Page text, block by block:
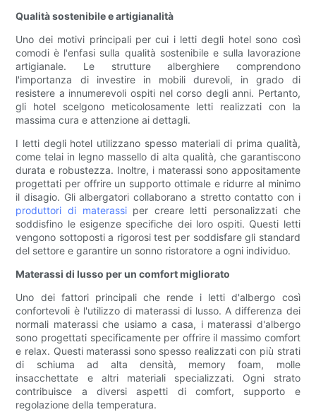
Qualità sostenibile e artigianalità
Uno dei motivi principali per cui i letti degli hotel sono così
comodi è l'enfasi sulla qualità sostenibile e sulla lavorazione
artigianale. Le strutture alberghiere comprendono
l'importanza di investire in mobili durevoli, in grado di
resistere a innumerevoli ospiti nel corso degli anni. Pertanto,
gli hotel scelgono meticolosamente letti realizzati con la
massima cura e attenzione ai dettagli.
I letti degli hotel utilizzano spesso materiali di prima qualità,
come telai in legno massello di alta qualità, che garantiscono
durata e robustezza. Inoltre, i materassi sono appositamente
progettati per offrire un supporto ottimale e ridurre al minimo
il disagio. Gli albergatori collaborano a stretto contatto con i
produttori di materassiper creare letti personalizzati che
soddisfino le esigenze specifiche dei loro ospiti. Questi letti
vengono sottoposti a rigorosi test per soddisfare gli standard
del settore e garantire un sonno ristoratore a ogni individuo.
Materassi di lusso per un comfort migliorato
Uno dei fattori principali che rende i letti d'albergo così
confortevoli è l'utilizzo di materassi di lusso. A differenza dei
normali materassi che usiamo a casa, i materassi d'albergo
sono progettati specificamente per offrire il massimo comfort
e relax. Questi materassi sono spesso realizzati con più strati
di schiuma ad alta densità, memory foam, molle
insacchettate e altri materiali specializzati. Ogni strato
contribuisce a diversi aspetti di comfort, supporto e
regolazione della temperatura.